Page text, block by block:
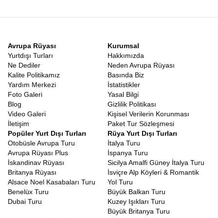
Macaristan’ın baharatlı mutfağına ve Slovakya’nın huzurlu
atmosferine uzanan bu yolculuk, Avrupa’nın kültürel mozaiğini en
iyi yansıtan rotadır. Her sınır geçişinde coğrafyanın, mimarinin ve
hatta insanların yüz hatlarının nasıl değiştiğine şahitlik
edeceksiniz. Bu çeşitlilik, vizyonunuzu genişletecek ve dünyaya
bakış açınızı zenginleştirecektir.
Orta Avrupa Başkentleri Turu
Bu rota, sadece fotoğraf çekmek isteyenler için değil, ruhunu
sanat ve bilgiyle beslemek isteyenler için birOrta Avrupa Kültür
Gezisi
niteliğindedir. Viyana Operası’nın önünden geçerken
Mozart’ı anmak, Prag’da Kafka Müzesi’nde edebiyatın
derinliklerine inmek, Berlin Müzeler Adası’nda antik çağlara
yolculuk yapmak bu turun vazgeçilmez parçalarıdır. Sadece
görsel değil, damak tadınıza hitap eden bir kültür turudur. Viyana
şinitzeli, Budapeşte gulaşı, Prag’ın meşhur trdelnik tatlısı ve
Berlin’in currywurst’u ile gastronomik bir şölen yaşayacaksınız.
Yerel pazarlarda halka karışacak, sokak müzisyenlerinin
notalarında o şehrin ruhunu yakalayacaksınız.
Avrupa Rüyası
Yurtdışı Turları
Ne Dediler
Kalite Politikamız
Yardım Merkezi
Foto Galeri
Blog
Video Galeri
İletişim
Kurumsal
Hakkımızda
Neden Avrupa Rüyası
Basında Biz
İstatistikler
Yasal Bilgi
Gizlilik Politikası
Kişisel Verilerin Korunması
Paket Tur Sözleşmesi
Popüler Yurt Dışı Turları
Otobüsle Avrupa Turu
Avrupa Rüyası Plus
İskandinav Rüyası
Britanya Rüyası
Alsace Noel Kasabaları Turu
Benelüx Turu
Dubai Turu
Rüya Yurt Dışı Turları
İtalya Turu
İspanya Turu
Sicilya Amalfi Güney İtalya Turu
İsviçre Alp Köyleri & Romantik
Yol Turu
Büyük Balkan Turu
Kuzey Işıkları Turu
Büyük Britanya Turu